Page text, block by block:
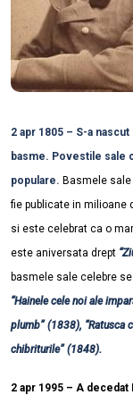
2 apr 1805 – S-a
basme. Povestile sale
populare. Basmele
fie publicate in milioane
si este celebrat ca o
este aniversata drept
basmele sale celebre
“Hainele cele noi ale
plumb” (1838), “Ratusca
chibriturile” (1848).
2 apr 1995 – A